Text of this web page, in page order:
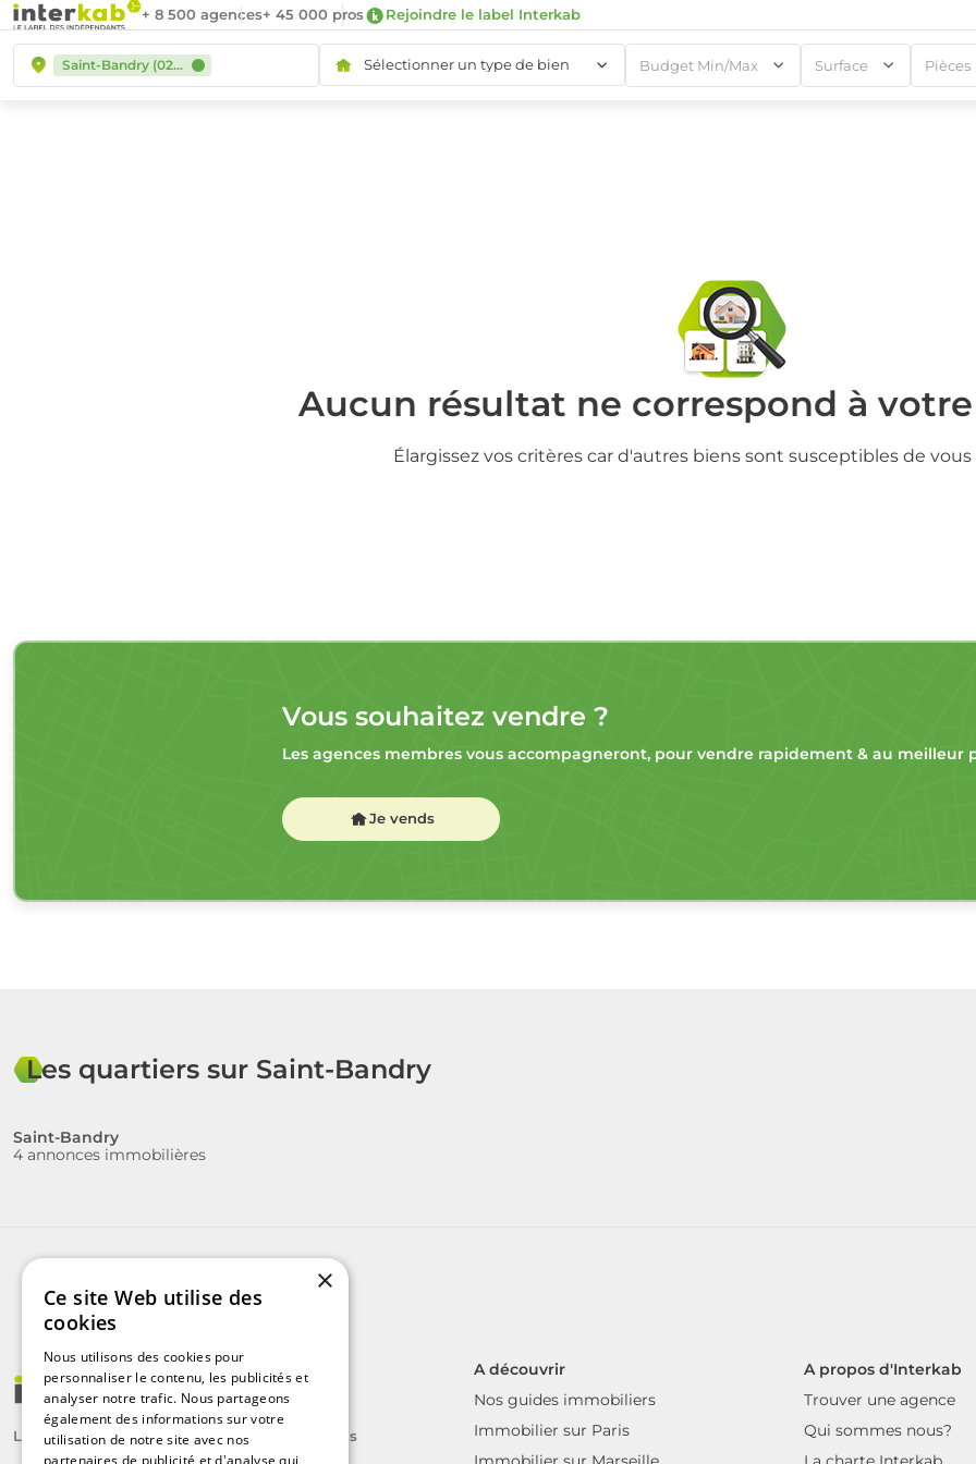
+ 8 500 agences+ 45 000 pros Rejoindre le label Interkab
Saint-Bandry (02290) Sélectionner un type de bien Budget Min/Max Surface Pièces
Aucun résultat ne correspond à
Élargissez vos critères car d'autres biens sont susceptibles de
Vous souhaitez vendre ?
Les agences membres vous accompagneront, pour vendre rapidement & au meilleur
Je vends
Les quartiers sur Saint-Bandry
Saint-Bandry
4 annonces immobilières
Le label des agents immobiliers indépendants
A découvrir
Nos guides immobiliers
Immobilier sur Paris
A propos d'Interkab
Trouver une agence
Qui sommes nous?
×
Ce site Web utilise des
cookies
Nous utilisons des cookies pour
personnaliser le contenu, les publicités et
analyser notre trafic. Nous partageons
également des informations sur votre
utilisation de notre site avec nos
partenaires de publicité et d'analyse qui